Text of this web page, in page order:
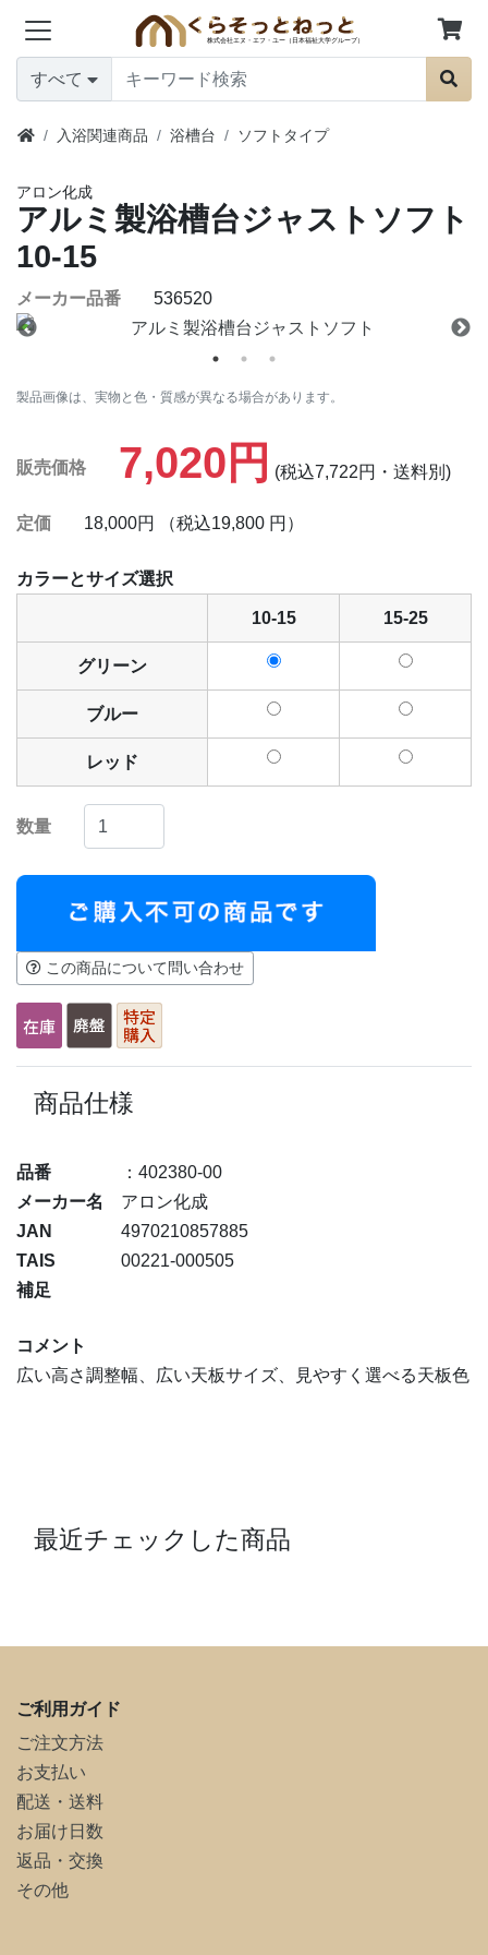
すべて
入浴関連商品 浴槽台 ソフトタイプ
アロン化成
アルミ製浴槽台ジャストソフト
10-15
メーカー品番 536520
製品画像は、実物と色・質感が異なる場合があります。
販売価格 7,020円 (税込7,722円・送料別)
定価 18,000円 （税込19,800 円）
カラーとサイズ選択
10-15 15-25
グリーン
ブルー
レッド
数量
この商品について問い合わせ
商品仕様
品番
：402380-00
メーカー名
アロン化成
JAN
4970210857885
TAIS
00221-000505
補足
コメント
広い高さ調整幅、広い天板サイズ、見やすく選べる天板色
最近チェックした商品
ご利用ガイド
ご注文方法
お支払い
配送・送料
お届け日数
返品・交換
その他